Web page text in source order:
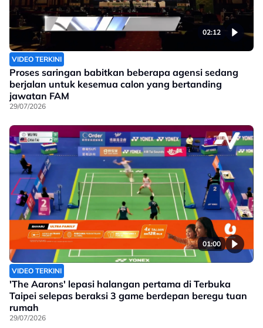
02:12
VIDEO TERKINI
Proses saringan babitkan beberapa agensi sedang
berjalan untuk kesemua calon yang bertanding
jawatan FAM
29/07/2026
01:00
VIDEO TERKINI
'The Aarons' lepasi halangan pertama di Terbuka
Taipei selepas beraksi 3 game berdepan beregu tuan
rumah
29/07/2026